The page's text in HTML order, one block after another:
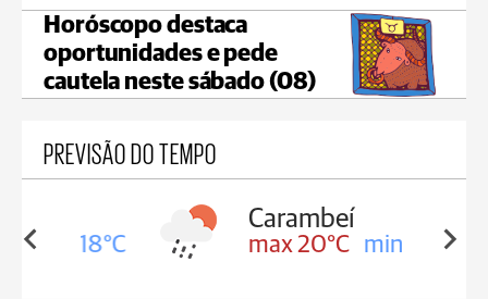
Horóscopo destaca
oportunidades e pede
cautela neste sábado (08)
PREVISÃO DO TEMPO
18°C
Carambeí
max 20°C min 18°C